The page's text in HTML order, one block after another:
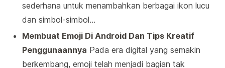
sederhana untuk menambahkan berbagai ikon lucu
dan simbol-simbol…
Membuat Emoji Di Android Dan Tips Kreatif
Penggunaannya Pada era digital yang semakin
berkembang, emoji telah menjadi bagian tak